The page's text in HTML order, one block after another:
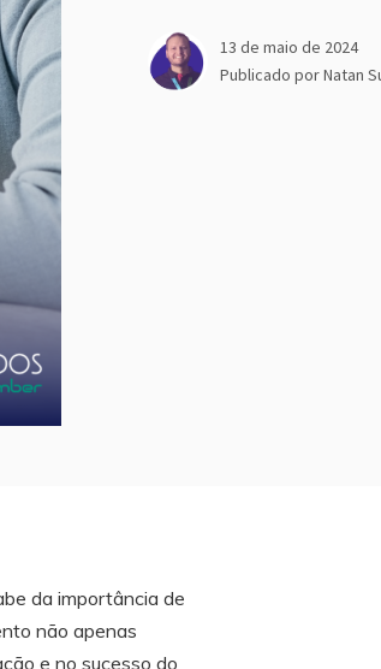
13 de maio de 2024
Publicado porNatan
da importância de
não apenas
e no sucesso do